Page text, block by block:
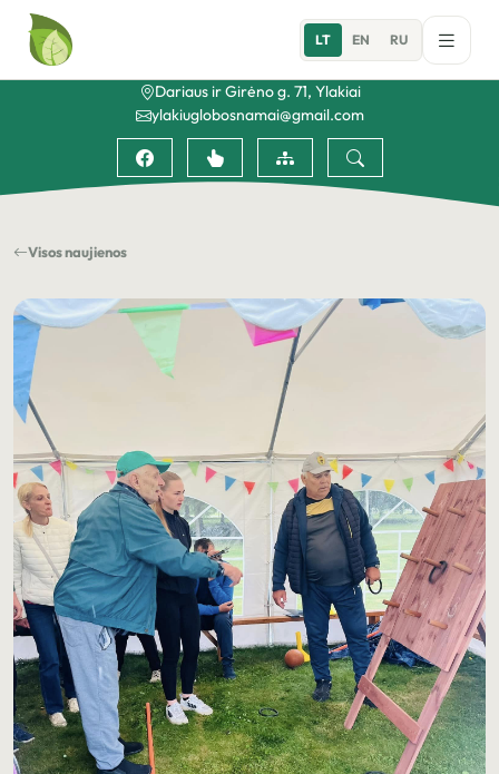
Dariaus ir Girėno g. 71, Ylakiai
ylakiuglobosnamai@gmail.com
LT EN RU
Visos naujienos